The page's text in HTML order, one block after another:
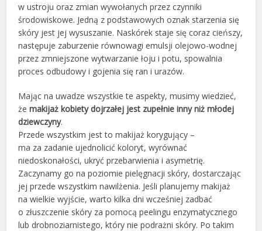
w ustroju oraz zmian wywołanych przez czynniki
środowiskowe. Jedną z podstawowych oznak starzenia się
skóry jest jej wysuszanie. Naskórek staje się coraz cieńszy,
następuje zaburzenie równowagi emulsji olejowo-wodnej
przez zmniejszone wytwarzanie łoju i potu, spowalnia
proces odbudowy i gojenia się ran i urazów.
Mając na uwadze wszystkie te aspekty, musimy wiedzieć,
żemakijaż kobiety dojrzałej jest zupełnie inny niż młodej
dziewczyny.
Przede wszystkim jest to makijaż korygujący –
ma za zadanie ujednolicić koloryt, wyrównać
niedoskonałości, ukryć przebarwienia i asymetrię.
Zaczynamy go na poziomie pielęgnacji skóry, dostarczając
jej przede wszystkim nawilżenia. Jeśli planujemy makijaż
na wielkie wyjście, warto kilka dni wcześniej zadbać
o złuszczenie skóry za pomocą peelingu enzymatycznego
lub drobnoziarnistego, który nie podrażni skóry. Po takim